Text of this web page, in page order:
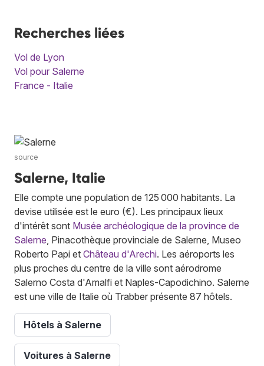
Recherches liées
Vol de Lyon
Vol pour Salerne
France - Italie
source
Salerne, Italie
Elle compte une population de 125 000 habitants. La
devise utilisée est le euro (€). Les principaux lieux
d'intérêt sont Musée archéologique de la province de
Salerne , Pinacothèque provinciale de Salerne, Museo
Roberto Papi et Château d'Arechi. Les aéroports les
plus proches du centre de la ville sont aérodrome
Salerno Costa d'Amalfi et Naples-Capodichino. Salerne
est une ville de Italie où Trabber présente 87 hôtels.
Hôtels à Salerne
Voitures à Salerne